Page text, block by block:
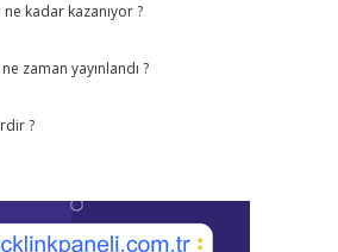
kadar kazanıyor ?
zaman yayınlandı ?
?